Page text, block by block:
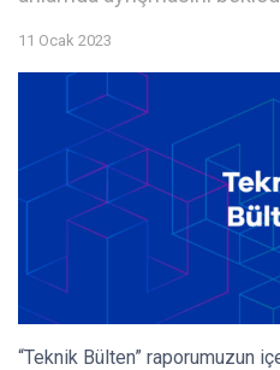
11 Ocak 2023
“Teknik Bülten” raporumuzun